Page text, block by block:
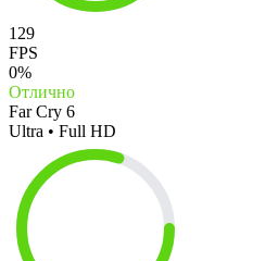
129
FPS
0%
Отлично
Far Cry 6
Ultra • Full HD